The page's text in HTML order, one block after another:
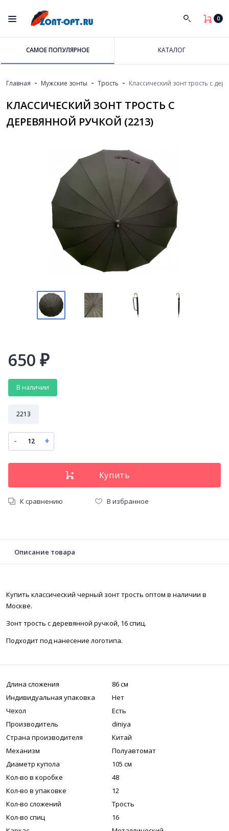
0
САМОЕ ПОПУЛЯРНОЕ КАТАЛОГ
Главная - Мужские зонты - Трость - Классический зонт трость с
КЛАССИЧЕСКИЙ ЗОНТ ТРОСТЬ С
ДЕРЕВЯННОЙ РУЧКОЙ (2213)
650 ₽
В наличии
2213
- +
К сравнению В избранное
Описание товара
Купить классический черный зонт трость оптом в наличии в
Москве.
Зонт трость с деревянной ручкой, 16 спиц.
Подходит под нанесение логотипа.
Длина сложения
86 см
Индивидуальная упаковка
Нет
Чехол
Есть
Производитель
diniya
Страна производителя
Китай
Механизм
Полуавтомат
Диаметр купола
105 см
Кол-во в коробке
48
Кол-во в упаковке
12
Кол-во сложений
Трость
Кол-во спиц
16